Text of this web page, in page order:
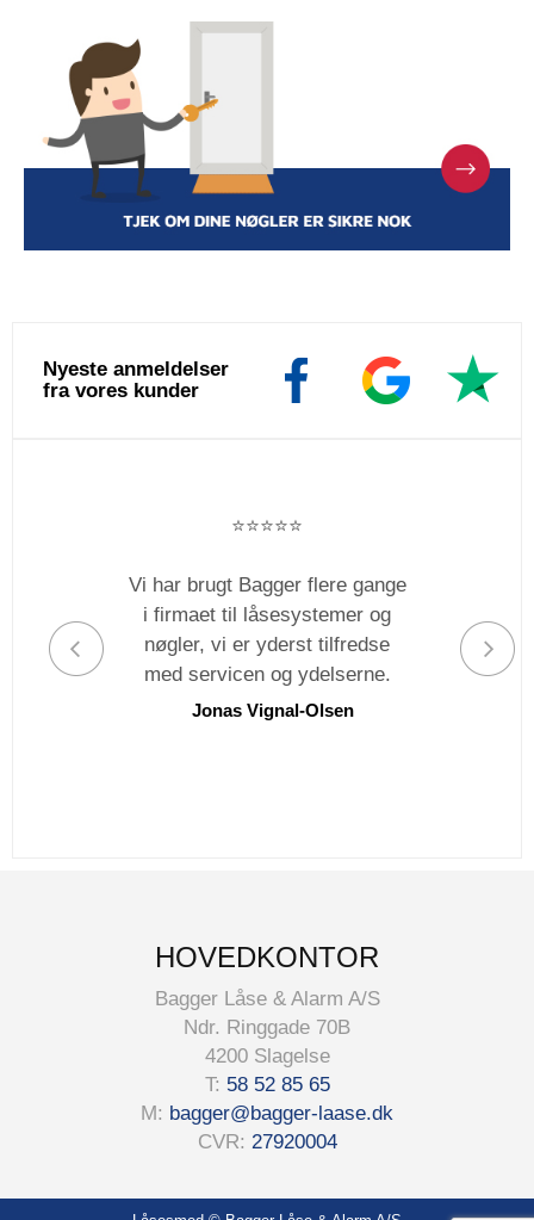
Nyeste anmeldelser
fra vores kunder
⭐️⭐️⭐️⭐️⭐️
Vi har brugt Bagger flere gange
i firmaet til låsesystemer og
nøgler, vi er yderst tilfredse
med servicen og ydelserne.
Jonas Vignal-Olsen
HOVEDKONTOR
Bagger Låse & Alarm A/S
Ndr. Ringgade 70B
4200 Slagelse
T: 58 52 85 65
M: bagger@bagger-laase.dk
CVR: 27920004